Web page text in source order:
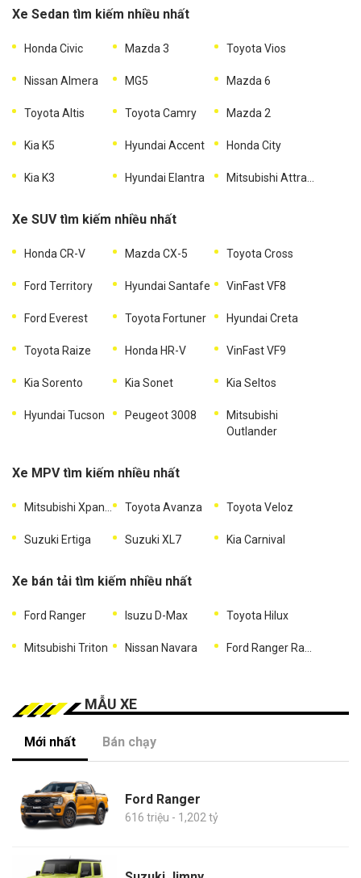
Xe Sedan tìm kiếm nhiều nhất
Honda Civic Mazda 3 Toyota Vios
Nissan Almera MG5 Mazda 6
Toyota Altis Toyota Camry Mazda 2
Kia K5 Hyundai Accent Honda City
Kia K3 Hyundai Elantra
Xe SUV tìm kiếm nhiều nhất
Honda CR-V Mazda CX-5 Toyota Cross
Ford Territory Hyundai Santafe VinFast VF8
Ford Everest Toyota Fortuner Hyundai Creta
Toyota Raize Honda HR-V VinFast VF9
Kia Sorento Kia Sonet Kia Seltos
Hyundai Tucson Peugeot 3008
Mitsubishi
Outlander
Xe MPV tìm kiếm nhiều nhất
Toyota Avanza Toyota Veloz
Suzuki Ertiga Suzuki XL7 Kia Carnival
Xe bán tải tìm kiếm nhiều nhất
Ford Ranger Isuzu D-Max Toyota Hilux
Mitsubishi Triton Nissan Navara
MẪU XE
Mới nhất Bán chạy
Ford Ranger
616 triệu - 1,202 tỷ